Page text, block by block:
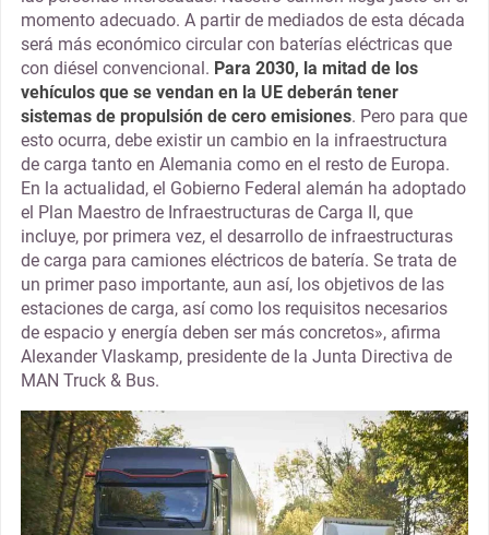
momento adecuado. A partir de mediados de esta década
será más económico circular con baterías eléctricas que
con diésel convencional. Para 2030, la mitad de los
vehículos que se vendan en la UE deberán tener
sistemas de propulsión de cero emisiones. Pero para que
esto ocurra, debe existir un cambio en la infraestructura
de carga tanto en Alemania como en el resto de Europa.
En la actualidad, el Gobierno Federal alemán ha adoptado
el Plan Maestro de Infraestructuras de Carga II, que
incluye, por primera vez, el desarrollo de infraestructuras
de carga para camiones eléctricos de batería. Se trata de
un primer paso importante, aun así, los objetivos de las
estaciones de carga, así como los requisitos necesarios
de espacio y energía deben ser más concretos», afirma
Alexander Vlaskamp, presidente de la Junta Directiva de
MAN Truck & Bus.